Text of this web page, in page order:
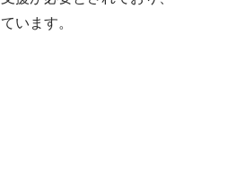
います。